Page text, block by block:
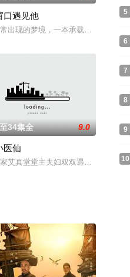
锡山秘密会谈，
庭模式各不相同的几家人，刘淑霞
口遇见他
出现的梦境，一本承载着记忆的漫
为心目中男神林浩
周洁琼演绎穆廷州和明薇的浪漫爱
34集全 9.0
医仙
艾真堂堂主夫妇双双遇难，留下女
5
6
7
8
9
10